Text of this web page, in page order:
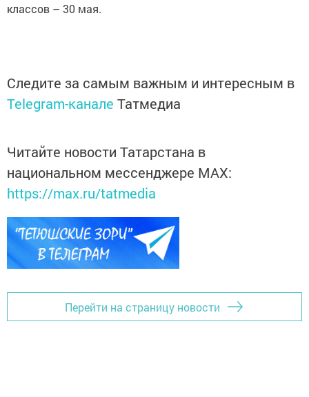
классов – 30 мая.
Следите за самым важным и интересным в
Telegram-канале Татмедиа
Читайте новости Татарстана в
национальном мессенджере MАХ:
https://max.ru/tatmedia
Перейти на страницу новости